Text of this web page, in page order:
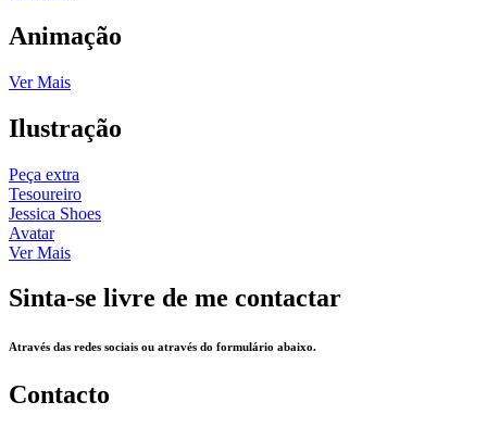
Animação
Ver Mais
Ilustração
Peça extra
Tesoureiro
Jessica Shoes
Avatar
Ver Mais
Sinta-se livre de me contactar
Através das redes sociais ou através do formulário abaixo.
Contacto